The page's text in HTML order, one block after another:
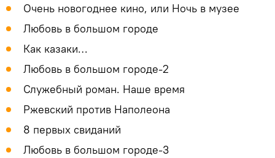
Очень новогоднее кино, или Ночь в музее
Любовь в большом городе
Как казаки…
Любовь в большом городе-2
Служебный роман. Наше время
Ржевский против Наполеона
8 первых свиданий
Любовь в большом городе-3